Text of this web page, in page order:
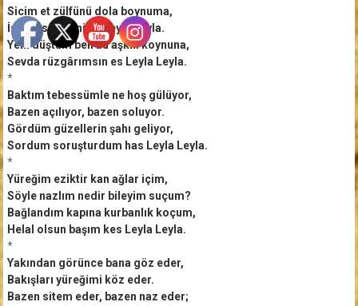
Sicim et zülfünü dola boynuma,
İstiyorsan beni as Leyla Leyla.
Yeni düştüm ben bu aşkın koynuna,
Sevda rüzgârımsın es Leyla Leyla.
*
Baktım tebessümle ne hoş gülüyor,
Bazen açılıyor, bazen soluyor.
Gördüm güzellerin şahı geliyor,
Sordum soruşturdum has Leyla Leyla.
*
Yüreğim eziktir kan ağlar içim,
Söyle nazlım nedir bileyim suçum?
Bağlandım kapına kurbanlık koçum,
Helal olsun başım kes Leyla Leyla.
*
Yakından görünce bana göz eder,
Bakışları yüreğimi köz eder.
Bazen sitem eder, bazen naz eder;